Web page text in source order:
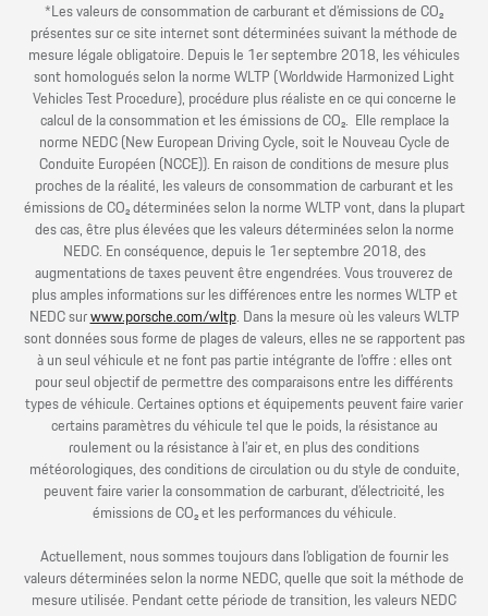
*Les valeurs de consommation de carburant et d’émissions de CO₂
présentes sur ce site internet sont déterminées suivant la méthode de
mesure légale obligatoire. Depuis le 1er septembre 2018, les véhicules
sont homologués selon la norme WLTP (Worldwide Harmonized Light
Vehicles Test Procedure), procédure plus réaliste en ce qui concerne le
calcul de la consommation et les émissions de CO₂. Elle remplace la
norme NEDC (New European Driving Cycle, soit le Nouveau Cycle de
Conduite Européen (NCCE)). En raison de conditions de mesure plus
proches de la réalité, les valeurs de consommation de carburant et les
émissions de CO₂ déterminées selon la norme WLTP vont, dans la plupart
des cas, être plus élevées que les valeurs déterminées selon la norme
NEDC. En conséquence, depuis le 1er septembre 2018, des
augmentations de taxes peuvent être engendrées. Vous trouverez de
plus amples informations sur les différences entre les normes WLTP et
NEDC surwww.porsche.com/wltp. Dans la mesure où les valeurs WLTP
sont données sous forme de plages de valeurs, elles ne se rapportent pas
à un seul véhicule et ne font pas partie intégrante de l’offre : elles ont
pour seul objectif de permettre des comparaisons entre les différents
types de véhicule. Certaines options et équipements peuvent faire varier
certains paramètres du véhicule tel que le poids, la résistance au
roulement ou la résistance à l’air et, en plus des conditions
météorologiques, des conditions de circulation ou du style de conduite,
peuvent faire varier la consommation de carburant, d’électricité, les
émissions de CO₂ et les performances du véhicule.
Actuellement, nous sommes toujours dans l’obligation de fournir les
valeurs déterminées selon la norme NEDC, quelle que soit la méthode de
mesure utilisée. Pendant cette période de transition, les valeurs NEDC